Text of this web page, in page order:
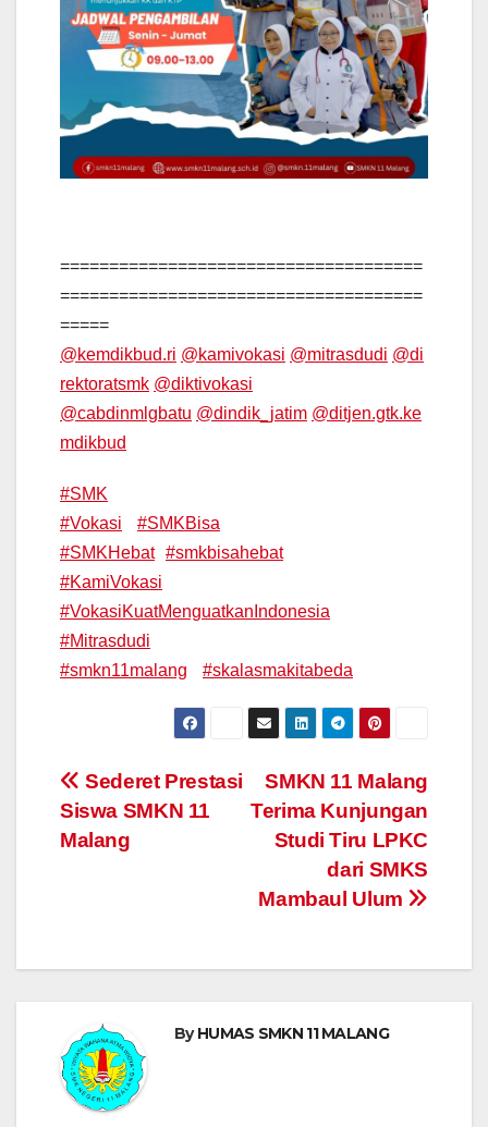
=====================================
=====================================
=====
@kemdikbud.ri @kamivokasi @mitrasdudi @di
rektoratsmk @diktivokasi
@cabdinmlgbatu @dindik_jatim @ditjen.gtk.ke
mdikbud
#SMK
#Vokasi
#SMKBisa
#SMKHebat #smkbisahebat
#KamiVokasi
#VokasiKuatMenguatkanIndonesia
#Mitrasdudi
#smkn11malang
#skalasmakitabeda
Post
navigation
SMKN 11 Malang
Terima Kunjungan
Studi Tiru LPKC
dari SMKS
Mambaul Ulum
Sederet Prestasi
Siswa SMKN 11
Malang
ByHUMAS SMKN 11 MALANG